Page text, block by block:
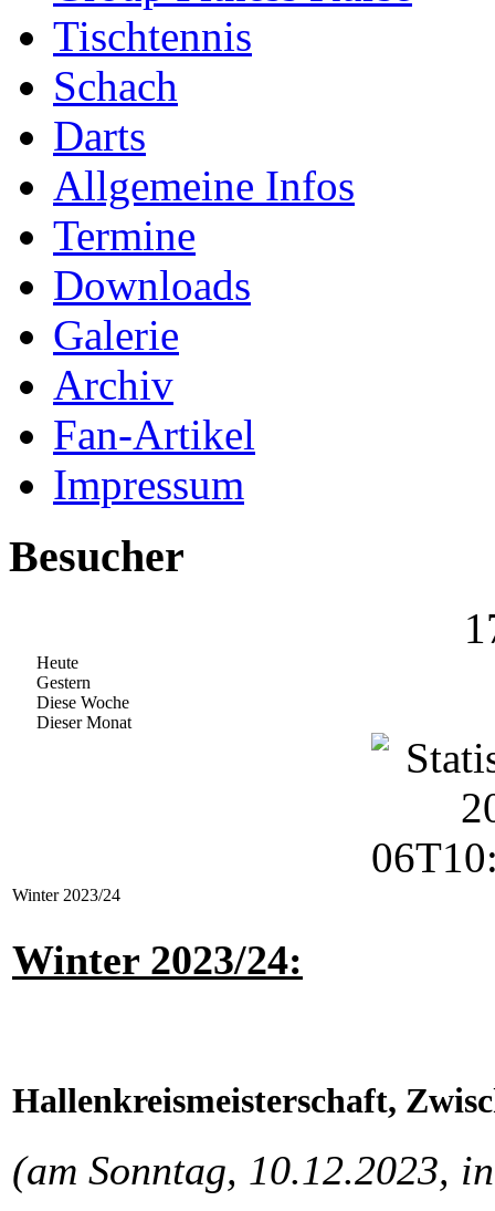
Tischtennis
Schach
Darts
Allgemeine Infos
Termine
Downloads
Galerie
Archiv
Fan-Artikel
Impressum
Besucher
Heute
Gestern
Diese Woche
Dieser Monat
Winter 2023/24
Winter 2023/24:
Hallenkreismeisterschaft,
(am Sonntag, 10.12.2023,